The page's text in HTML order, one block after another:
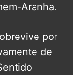
Aranha.
por
de